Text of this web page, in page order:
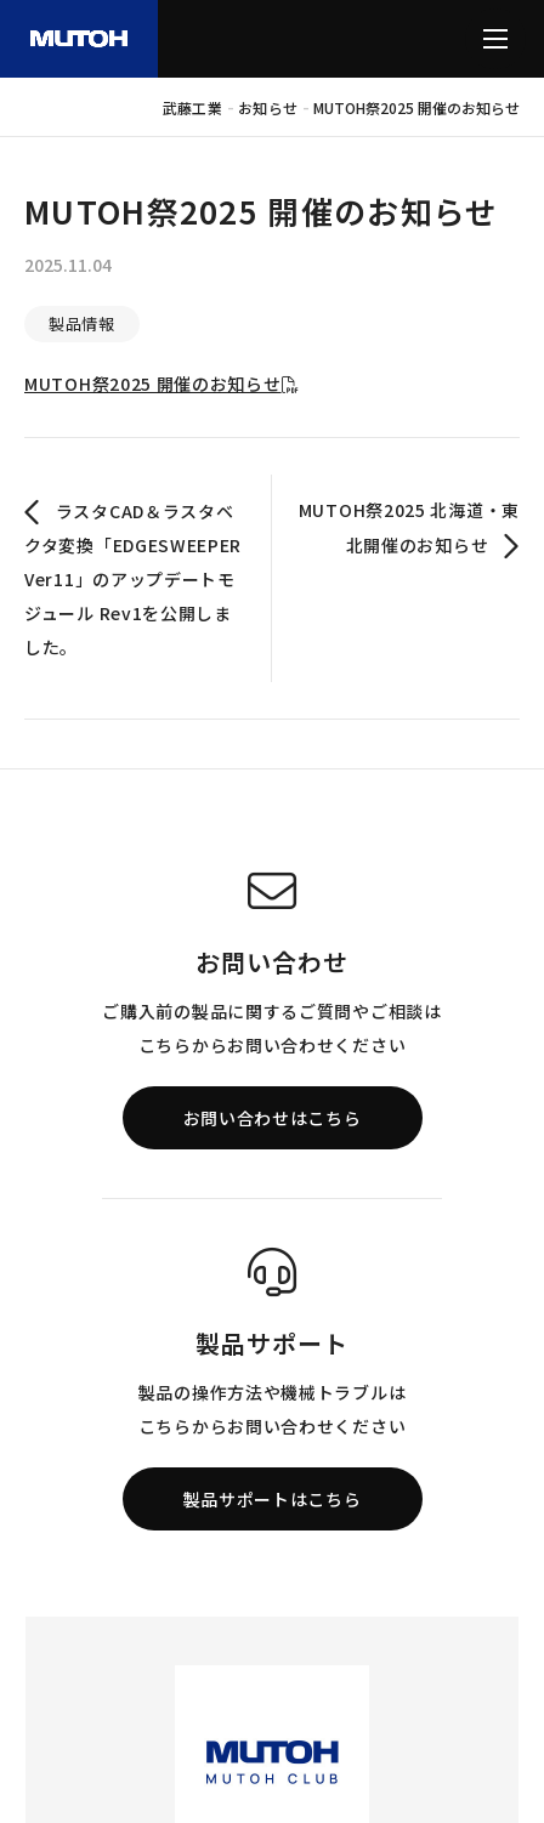
武藤工業 - お知らせ - MUTOH祭2025 開催のお知らせ
MUTOH祭2025 開催のお知らせ
2025.11.04
製品情報
MUTOH祭2025 開催のお知らせ
ラスタCAD＆ラスタベ
クタ変換「EDGESWEEPER
Ver11」のアップデートモ
ジュール Rev1を公開しま
した。
MUTOH祭2025 北海道・東
北開催のお知らせ
お問い合わせ
ご購入前の製品に関するご質問やご相談は
こちらからお問い合わせください
お問い合わせはこちら
製品サポート
製品の操作方法や機械トラブルは
こちらからお問い合わせください
製品サポートはこちら